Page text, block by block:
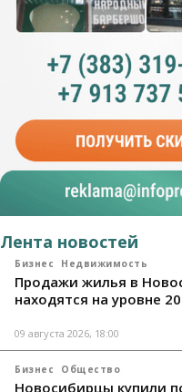
Лента новостей
Бизнес Недвижимость
Продажи жилья в
находятся на уровне
09 августа 2026, 18:00
Бизнес Общество
Новосибирцы купили